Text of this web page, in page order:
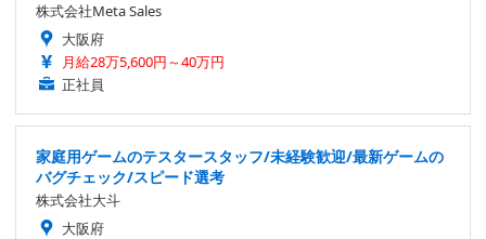
株式会社Meta Sales
大阪府
月給28万5,600円～40万円
正社員
家庭用ゲームのテスタースタッフ/未経験歓迎/最新ゲームの
バグチェック/スピード選考
株式会社大斗
大阪府